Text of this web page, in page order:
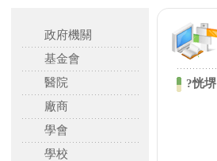
政府機關
基金會
醫院
廠商
學會
學校
?恍堺